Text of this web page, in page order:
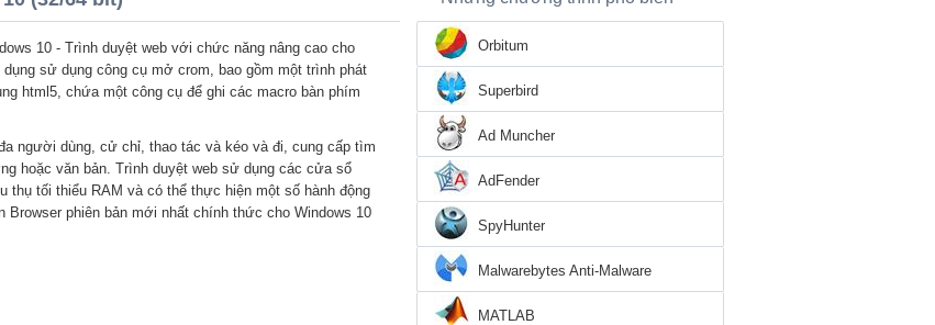
10 - Trình duyệt web với chức năng nâng cao cho
sử dụng công cụ mở crom, bao gồm một trình phát
html5, chứa một công cụ để ghi các macro bàn phím
người dùng, cử chỉ, thao tác và kéo và đi, cung cấp tìm
hoặc văn bản. Trình duyệt web sử dụng các cửa sổ
thụ tối thiểu RAM và có thể thực hiện một số hành động
Browser phiên bản mới nhất chính thức cho Windows 10
Orbitum
Superbird
Ad Muncher
AdFender
SpyHunter
Malwarebytes Anti-Malware
MATLAB